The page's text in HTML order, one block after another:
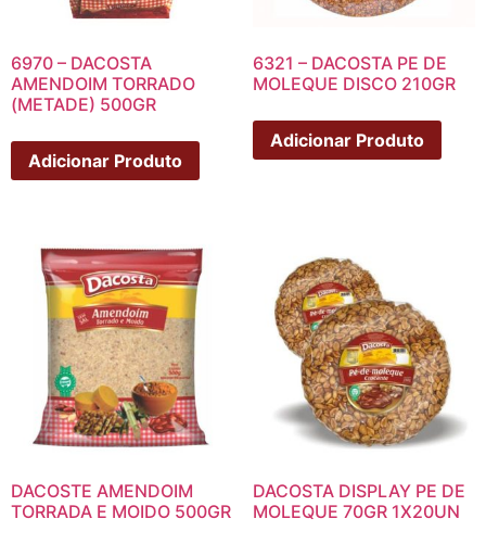
6970 – DACOSTA
AMENDOIM TORRADO
(METADE) 500GR
Adicionar Produto
6321 – DACOSTA PE DE
MOLEQUE DISCO 210GR
Adicionar Produto
DACOSTE AMENDOIM
TORRADA E MOIDO 500GR
DACOSTA DISPLAY PE DE
MOLEQUE 70GR 1X20UN